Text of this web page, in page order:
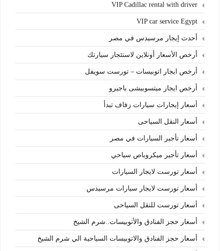
VIP Cadillac rental with driver
VIP car service Egypt
أحدث إيجار مرسيدس في مصر
أرخص الأسعار أونلاين لاستئجار سيارتك
أرخص ايجار اتوبيسات – تورست سويفل
أرخص ايجار ميتسوبيشى باجيرو
أسعار إيجارات سيارات زفاف تبدأ
أسعار النقل السياحى
أسعار تأجير السيارات في مصر
أسعار تأجير ميكروباص سياحي
أسعار تورست لايجار السيارات
أسعار تورست لايجار سيارات مرسيدس
أسعار تورست للنقل السياحى
أسعار حجز الفنادق والأتوبيسات..شرم الشيخ
أسعار حجز الفنادق والاتوبيسات السياحية الي شرم الشيخ